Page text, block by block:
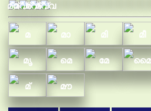
മ്വമ്വ്യമ്വ്രമ്വ്വ
മ മാ മി മീ
മൃ മെ മേ മൈ
മ് മൗ